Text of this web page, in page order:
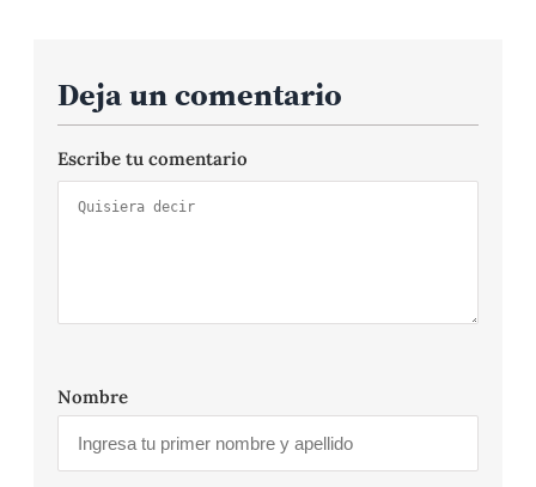
Deja un comentario
Escribe tu comentario
Nombre